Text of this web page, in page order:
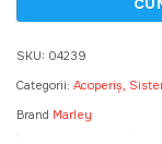
SKU: 04239
Categorii: Acoperiș,
Brand Marley